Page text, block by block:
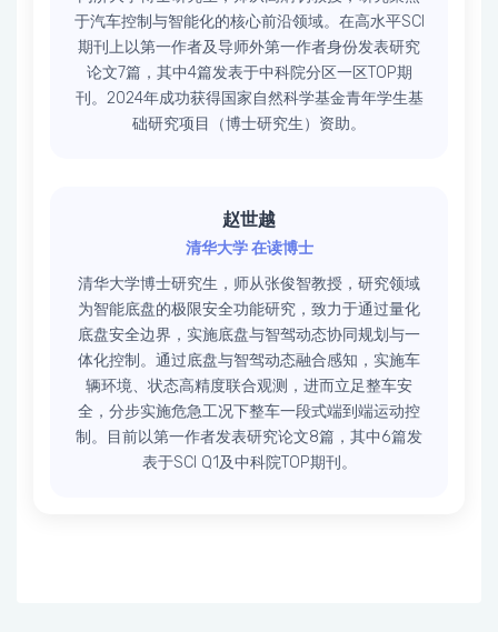
于汽车控制与智能化的核心前沿领域。​​在高水平SCI
期刊上以第一作者及导师外第一作者身份发表研究
论文7篇，其中4篇发表于中科院分区一区TOP期
刊。2024年成功获得国家自然科学基金青年学生基
础研究项目（博士研究生）资助。
赵世越
清华大学 在读博士
清华大学博士研究生，师从张俊智教授，研究领域
为智能底盘的极限安全功能研究，致力于通过量化
底盘安全边界，实施底盘与智驾动态协同规划与一
体化控制。通过底盘与智驾动态融合感知，实施车
辆环境、状态高精度联合观测，进而立足整车安
全，分步实施危急工况下整车一段式端到端运动控
制。目前以第一作者发表研究论文8篇，其中6篇发
表于SCI Q1及中科院TOP期刊。